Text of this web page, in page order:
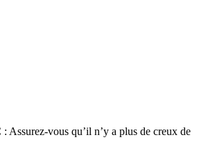
: Assurez-vous qu’il n’y a plus de creux de